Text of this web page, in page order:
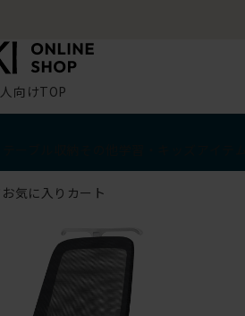
向けTOP
お気に入り カート